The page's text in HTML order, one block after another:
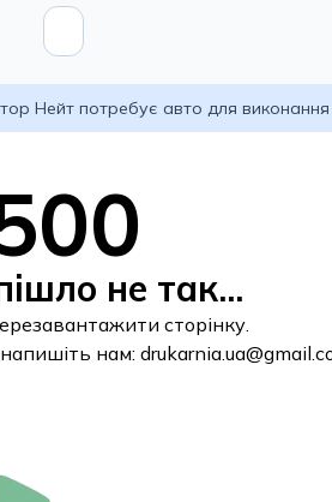
Нейт потребує авто для
не так...
сторінку.
нам: